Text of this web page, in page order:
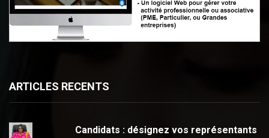
ARTICLES RECENTS
Candidats : désignez vos représentants